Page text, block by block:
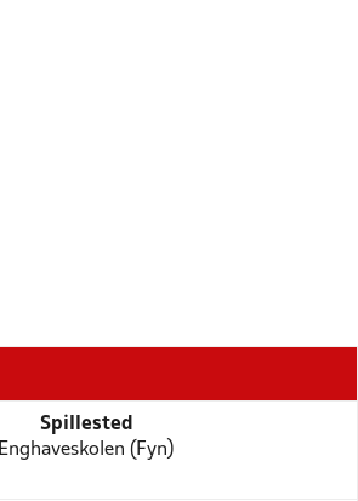
Spillested
Enghaveskolen (Fyn)